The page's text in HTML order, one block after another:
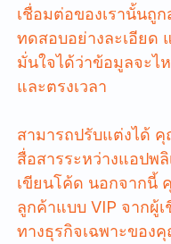
เชื่อมต่อของเรานั้นถู
ทดสอบอย่างละเอียด
มั่นใจได้ว่าข้อมูลจะไ
และตรงเวลา
สามารถปรับแต่งได้
สื่อสารระหว่างแอปพ
เขียนโค้ด นอกจากนี้
ลูกค้าแบบ VIP จากผู้
ทางธุรกิจเฉพาะของ